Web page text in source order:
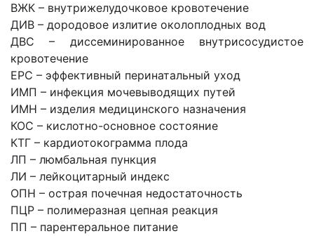
ВЖК – внутрижелудочковое кровотечение
ДИВ – дородовое излитие околоплодных вод
ДВС – диссеминированное внутрисосудистое
кровотечение
EPC – эффективный перинатальный уход
ИМП – инфекция мочевыводящих путей
ИМН – изделия медицинского назначения
КОС – кислотно-основное состояние
КТГ – кардиотокограмма плода
ЛП – люмбальная пункция
ЛИ – лейкоцитарный индекс
ОПН – острая почечная недостаточность
ПЦР – полимеразная цепная реакция
ПП – парентеральное питание